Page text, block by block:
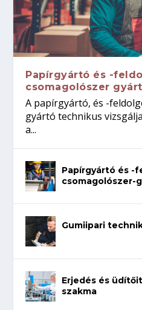
Papírgyártó és -
csomagolószer
A papírgyártó, és -
gyártó technikus
a...
Papírgyártó és -
csomagolószer-
Gumiipari
Erjedés és
szakma